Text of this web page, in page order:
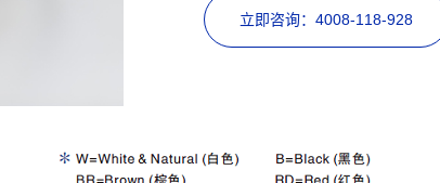
立即咨询：4008-118-928